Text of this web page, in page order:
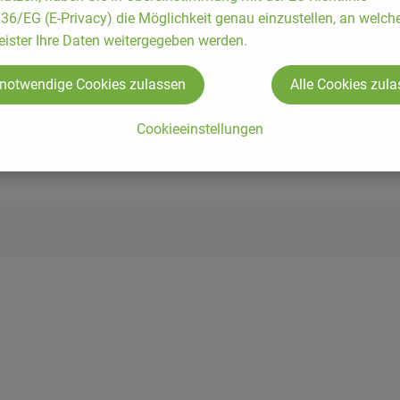
Salz 2,1%, Milchsäurekultur 1%, Tierisches Käselab
Messer schneidbar.
an der Nordsee reifen und erhält so
EG (E-Privacy) die Möglichkeit genau einzustellen, an
Ihre Daten weitergegeben werden.
Cookieeinstellungen
Cookies zulassen Alle Cookies